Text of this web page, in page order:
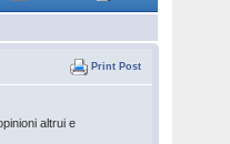
Print Post
altrui e